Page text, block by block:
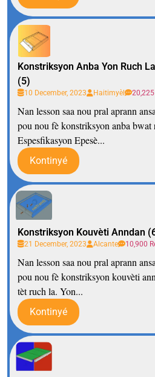
Konstriksyon Anba Yon Ruch
(5)
10 December, 2023 Haitimyèl
Nan lesson saa nou pral aprann
pou nou fè konstriksyon anba bwat
Espesfikasyon Epesè...
Kontinyé
Konstriksyon Kouvèti Anndan
21 December, 2023 Alcante 10,900
Nan lesson saa nou pral aprann
pou nou fè konstriksyon kouvèti
tèt ruch la. Yon...
Kontinyé